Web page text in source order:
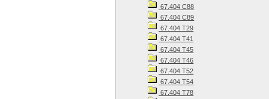
67.404 С88
67.404 С89
67.404 Т29
67.404 Т41
67.404 Т45
67.404 Т46
67.404 Т52
67.404 Т54
67.404 Т78